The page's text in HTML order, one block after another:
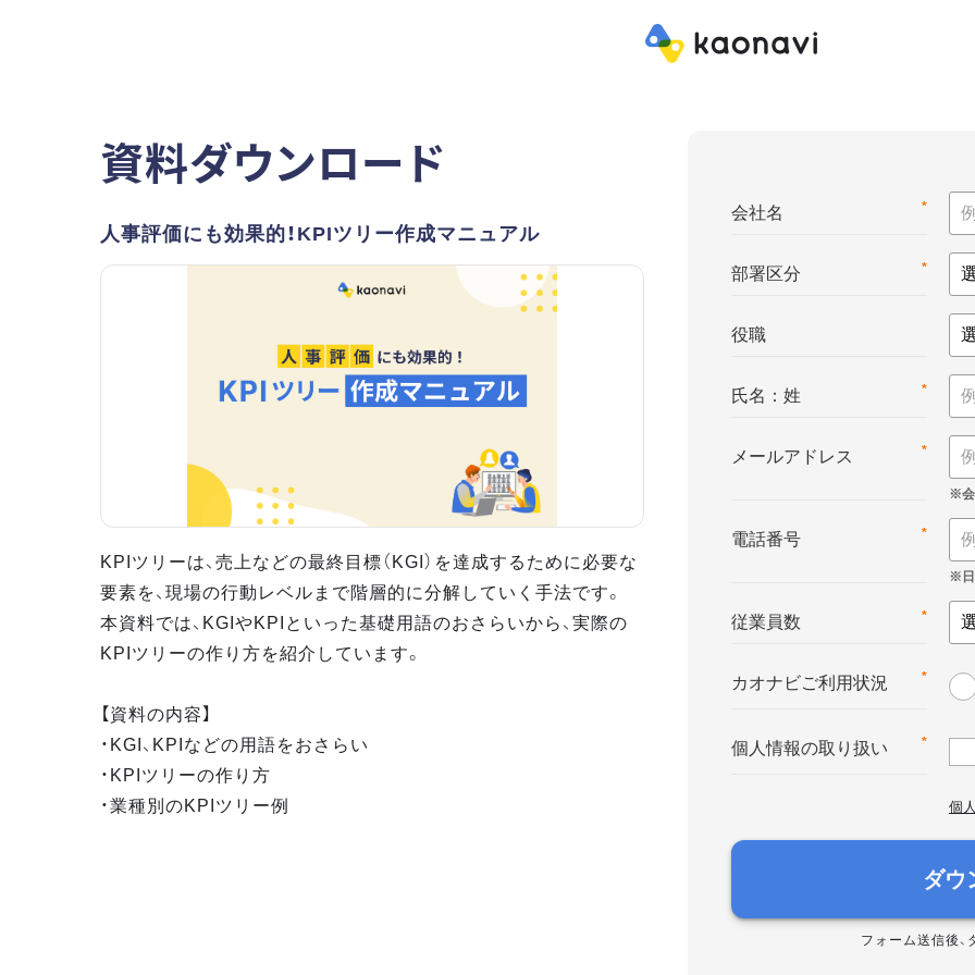
資料ダウンロード
人事評価にも効果的！KPIツリー作成マニュアル
KPIツリーは、売上などの最終目標（KGI）を達成するために必要な
要素を、現場の行動レベルまで階層的に分解していく手法です。
本資料では、KGIやKPIといった基礎用語のおさらいから、実際の
KPIツリーの作り方を紹介しています。
【資料の内容】
・KGI、KPIなどの用語をおさらい
・KPIツリーの作り方
・業種別のKPIツリー例
*
会社名
*
部署区分
役職
*
氏名：姓
*
メールアドレス
*
電話番号
*
従業員数
*
カオナビご利用状況
*
個人情報の取り扱い
個
ダウ
フォーム送信後